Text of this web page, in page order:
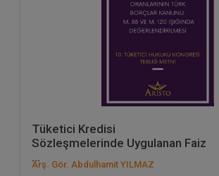
Tüketici Kredisi
Sözleşmelerinde Uygulanan Faiz
...
Arş. Gör. Abdulhamit YILMAZ